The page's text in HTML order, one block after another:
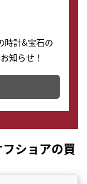
時計&宝石の
知らせ！
出来ます。
ショアの買